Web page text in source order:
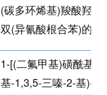
(碳多环烯基)羧酸羟
双(异氰酸根合苯)的反
1-[(二氟甲基)磺酰基]-
基-1,3,5-三嗪-2-基)-